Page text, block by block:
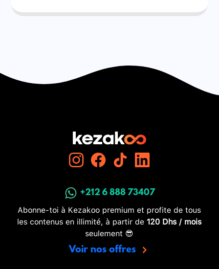
+212 6 888 73407
Abonne-toi à Kezakoo premium et profite de tous
les contenus en illimité, à partir de 120 Dhs / mois
seulement 😎
Voir nos offres